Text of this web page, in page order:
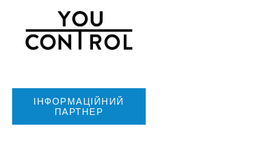
ІНФОРМАЦІЙНИЙ
ПАРТНЕР